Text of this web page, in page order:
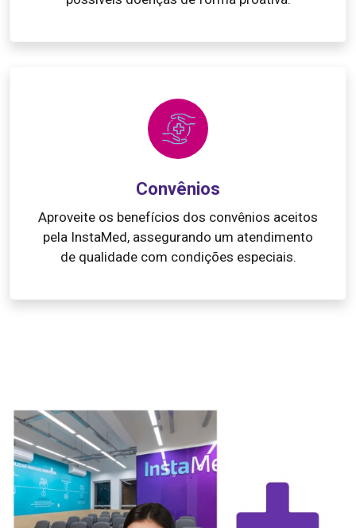
Convênios
Aproveite os benefícios dos convênios aceitos
pela InstaMed, assegurando um atendimento
de qualidade com condições especiais.